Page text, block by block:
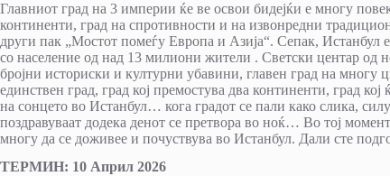
Главниот град на 3 империи ќе ве освои бидејќи е многу
континенти, град на спротивности и на извонредни
други пак „Мостот помеѓу Европа и Азија“. Сепак, Истанбул
со население од над 13 милиони жители . Светски центар од
бројни историски и културни убавини, главен град на
единствен град, град кој премостува два континенти, град
на сонцето во Истанбул… кога градот се пали како слика,
поздравуваат додека денот се претвора во ноќ… Во тој
многу да се доживее и почуствува во Истанбул. Дали сте
ТЕРМИН: 10 Април 2026